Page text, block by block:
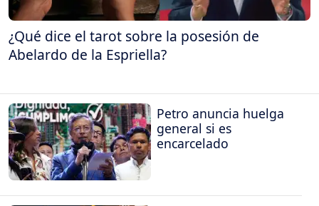
¿Qué dice el tarot sobre la posesión de
Abelardo de la Espriella?
Petro anuncia huelga
general si es
encarcelado